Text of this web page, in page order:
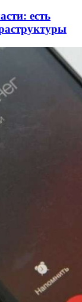
есть
в топ‑15
стартует
пройдёт
народов